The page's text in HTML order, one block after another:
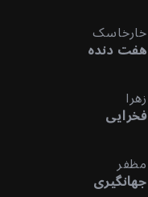
خارخاسک
هفت دنده
زهرا
فخرایی
مظفر
جهانگیری